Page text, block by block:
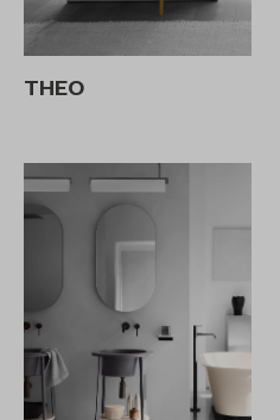
THEO